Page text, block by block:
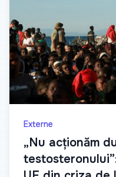
Externe
„Nu acționăm